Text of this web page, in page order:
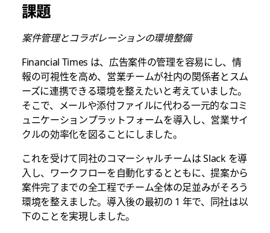
課題
案件管理とコラボレーションの環境整備
Financial Times は、広告案件の管理を容易にし、情
報の可視性を高め、営業チームが社内の関係者とスム
ーズに連携できる環境を整えたいと考えていました。
そこで、メールや添付ファイルに代わる一元的なコミ
ュニケーションプラットフォームを導入し、営業サイ
クルの効率化を図ることにしました。
これを受けて同社のコマーシャルチームは Slack を導
入し、ワークフローを自動化するとともに、提案から
案件完了までの全工程でチーム全体の足並みがそろう
環境を整えました。導入後の最初の 1 年で、同社は以
下のことを実現しました。